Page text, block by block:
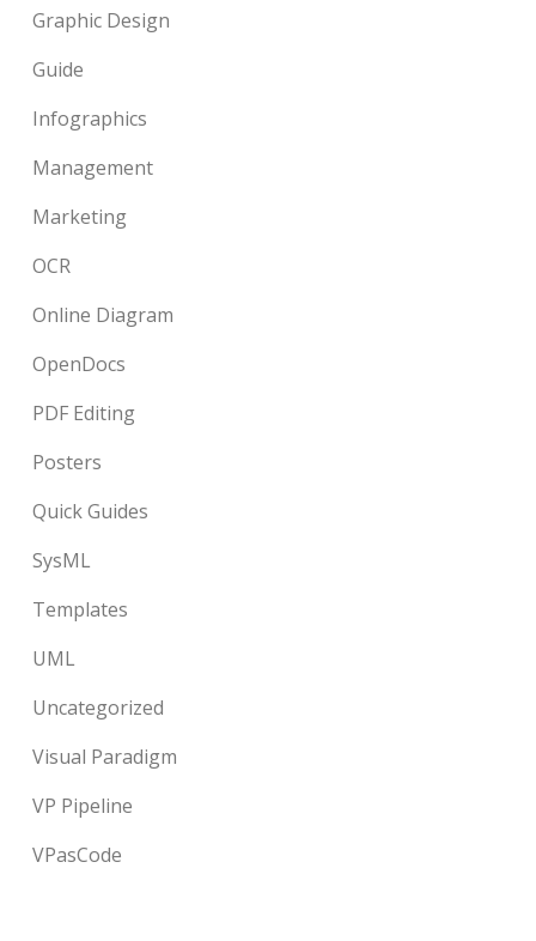
Graphic Design
Guide
Infographics
Management
Marketing
OCR
Online Diagram
OpenDocs
PDF Editing
Posters
Quick Guides
SysML
Templates
UML
Uncategorized
Visual Paradigm
VP Pipeline
VPasCode